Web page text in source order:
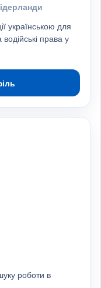
українською для
права у
роботи в